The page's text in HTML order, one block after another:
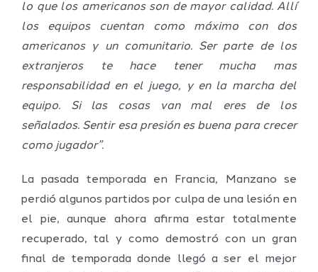
lo que los americanos son de mayor calidad. Allí
los equipos cuentan como máximo con dos
americanos y un comunitario. Ser parte de los
extranjeros te hace tener mucha mas
responsabilidad en el juego, y en la marcha del
equipo. Si las cosas van mal eres de los
señalados. Sentir esa presión es buena para crecer
como jugador”.
La pasada temporada en Francia, Manzano se
perdió algunos partidos por culpa de una lesión en
el pie, aunque ahora afirma estar totalmente
recuperado, tal y como demostró con un gran
final de temporada donde llegó a ser el mejor